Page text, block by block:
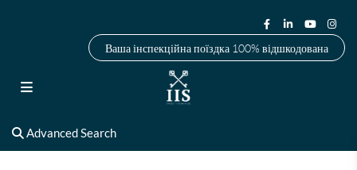
Ваша інспекційна поїздка 100% відшкодована
Advanced Search